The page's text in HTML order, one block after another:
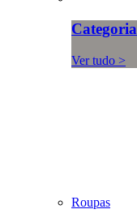
Categoria
Ver tudo >
Roupas